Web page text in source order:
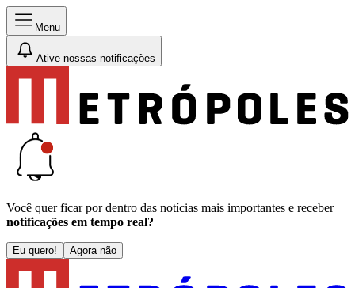
Menu
Ative nossas notificações
Você quer ficar por dentro das notícias mais importantes e receber
notificações em tempo real?
Eu quero! Agora não